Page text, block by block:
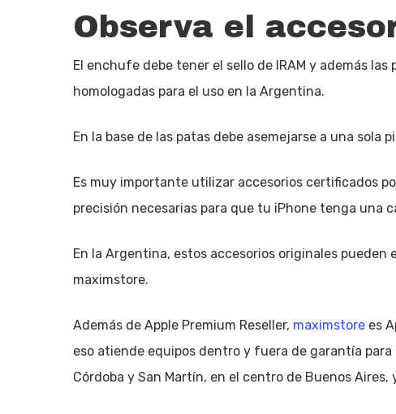
Observa el
El enchufe debe tener el sello de IRAM y además
homologadas para el uso en la Argentina.
En la base de las patas debe asemejarse a una sola
Es muy importante utilizar accesorios certificados
precisión necesarias para que tu iPhone tenga una
En la Argentina, estos accesorios originales
maximstore.
Además de Apple Premium Reseller, maximstore es
eso atiende equipos dentro y fuera de garantía
Córdoba y San Martín, en el centro de Buenos